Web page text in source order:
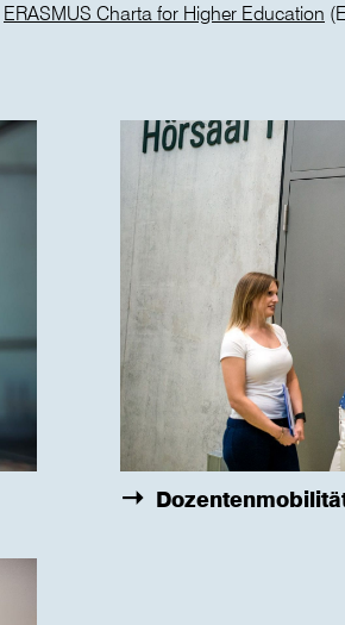
ERASMUS Charta for Higher Education